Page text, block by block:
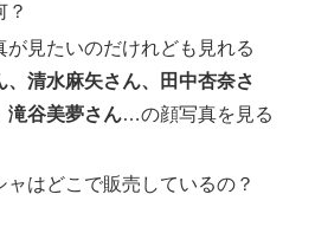
？
が見たいのだけれども見れる
、清水麻矢さん、田中杏奈さ
滝谷美夢さん…の顔写真を見る
ャはどこで販売しているの？